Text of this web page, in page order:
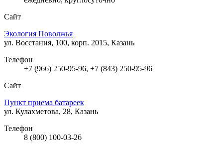
Сайт
Экология Поволжья
ул. Восстания, 100, корп. 2015, Казань
Телефон
+7 (966) 250-95-96, +7 (843) 250-95-96
Сайт
Пункт приема батареек
ул. Кулахметова, 28, Казань
Телефон
8 (800) 100-03-26